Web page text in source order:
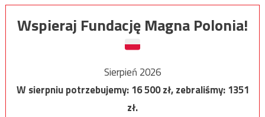
Wspieraj Fundację Magna Polonia!
Sierpień 2026
W sierpniu potrzebujemy:16 500zł, zebraliśmy:1351
zł.